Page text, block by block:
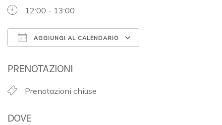
12:00 - 13:00
AGGIUNGI AL CALENDARIO
PRENOTAZIONI
Prenotazioni chiuse
DOVE